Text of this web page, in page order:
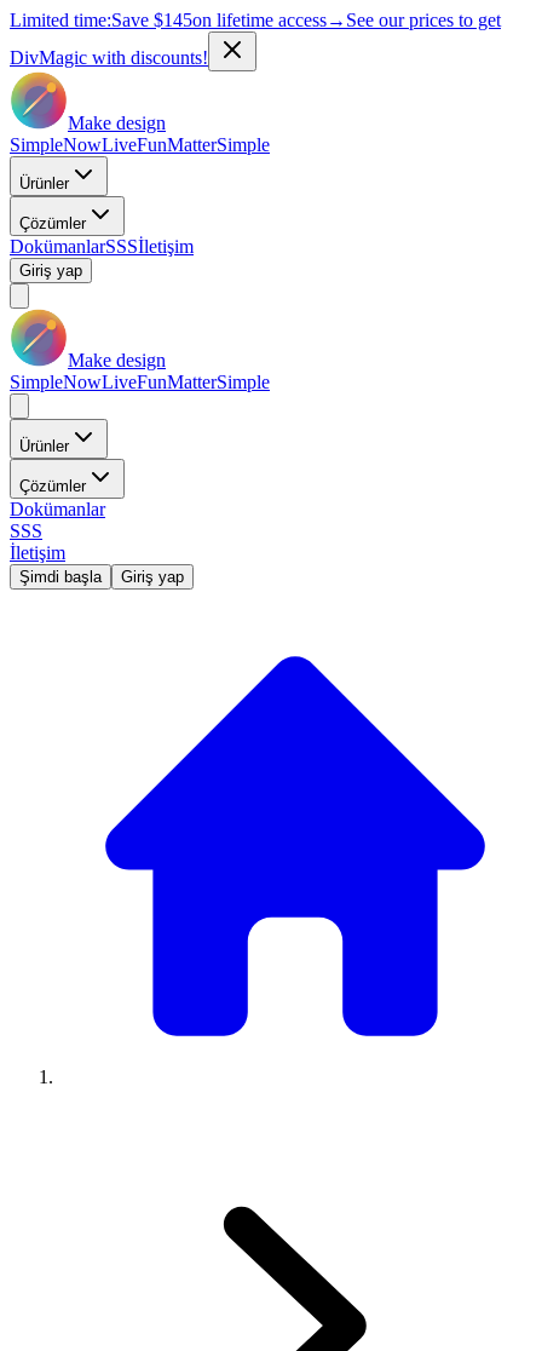
Limited time:Save $145on lifetime access→ See our prices to get
DivMagic with discounts!
Make design
SimpleNowLiveFunMatterSimple
Ürünler
Çözümler
DokümanlarSSSİletişim
Giriş yap
Make design
SimpleNowLiveFunMatterSimple
Ürünler
Çözümler
Dokümanlar
SSS
İletişim
Şimdi başla Giriş yap